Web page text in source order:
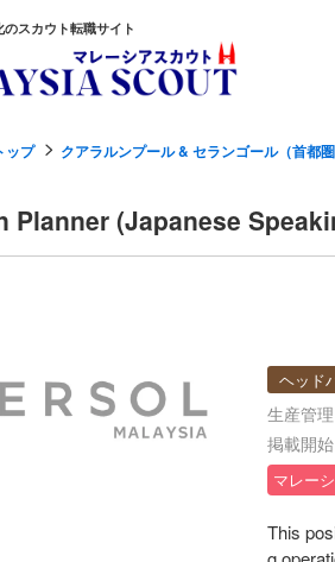
スカウト転職サイト
ップ クアラルンプール & セランゴール（首都
Planner (Japanese
ヘッド
生産管
掲載開
マレー
This